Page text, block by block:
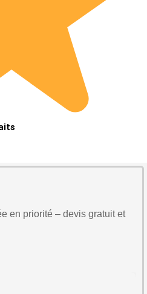
en priorité – devis gratuit et